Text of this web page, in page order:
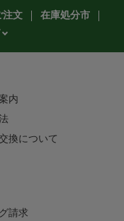
注文
在庫処分市
内
換について
請求